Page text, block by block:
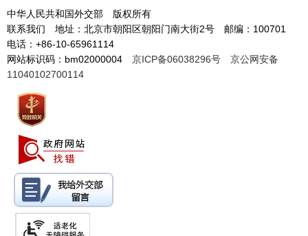
中华人民共和国外交部 版权所有
联系我们 地址：北京市朝阳区朝阳门南大街2号 邮编：100701
电话：+86-10-65961114
网站标识码：bm02000004 京ICP备06038296号
京公网安备
11040102700114